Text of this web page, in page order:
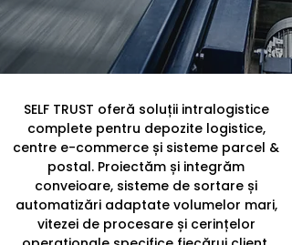
SELF TRUST oferă soluții intralogistice
complete pentru depozite logistice,
centre e-commerce și sisteme parcel &
postal. Proiectăm și integrăm
conveioare, sisteme de sortare și
automatizări adaptate volumelor mari,
vitezei de procesare și cerințelor